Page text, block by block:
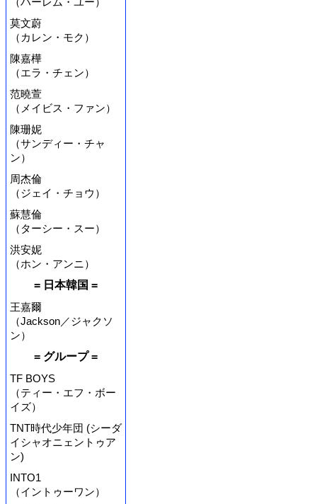
莫文蔚
（カレン・モク）
陳嘉樺
（エラ・チェン）
范曉萱
（メイビス・ファン）
陳珊妮
（サンディー・チャ
ン）
周杰倫
（ジェイ・チョウ）
蘇慧倫
（ターシー・スー）
洪安妮
（ホン・アンニ）
= 日本韓国 =
王嘉爾
（Jackson／ジャクソ
ン）
= グループ =
TF BOYS
（ティー・エフ・ボー
イズ）
TNT時代少年団 (シーダ
イシャオニェントゥア
ン)
INTO1
（イントゥーワン）